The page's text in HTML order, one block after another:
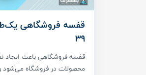
39
قفسه فروشگاهی باعث ایجاد
محصولات در فروشگاه می‌شود